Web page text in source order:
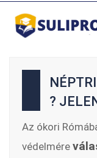
?
Az ókori
védelmére